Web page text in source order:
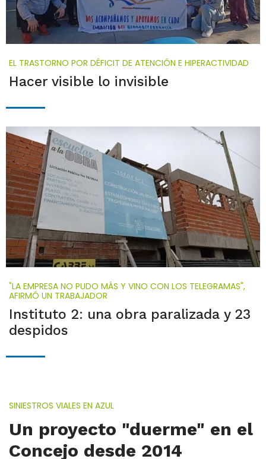
EL TRASTORNO POR DÉFICIT DE ATENCIÓN E HIPERACTIVIDAD
Hacer visible lo invisible
"LA EMPRESA NO PUDO MÁS Y VINO CON LOS TELEGRAMAS",
AFIRMÓ UN TRABAJADOR
Instituto 2: una obra paralizada y 23
despidos
SINIESTROS VIALES EN AZUL
Un proyecto "duerme" en el
Concejo desde 2014